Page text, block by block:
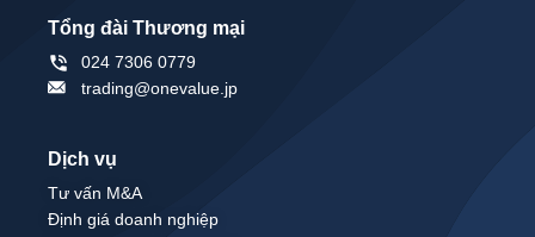
Tổng đài Thương mại
024 7306 0779
trading@onevalue.jp
Dịch vụ
Tư vấn M&A
Định giá doanh nghiệp